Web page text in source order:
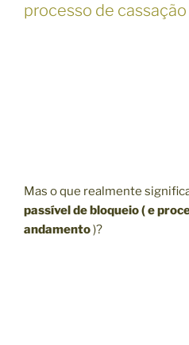
processo de
Mas o que realmente
passível de bloqueio ( e
andamento)?